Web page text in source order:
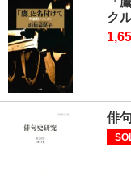
ク
俳